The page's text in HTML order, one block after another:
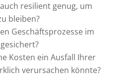
resilient genug, um
bleiben?
Geschäftsprozesse im
Kosten ein Ausfall Ihrer
verursachen könnte?